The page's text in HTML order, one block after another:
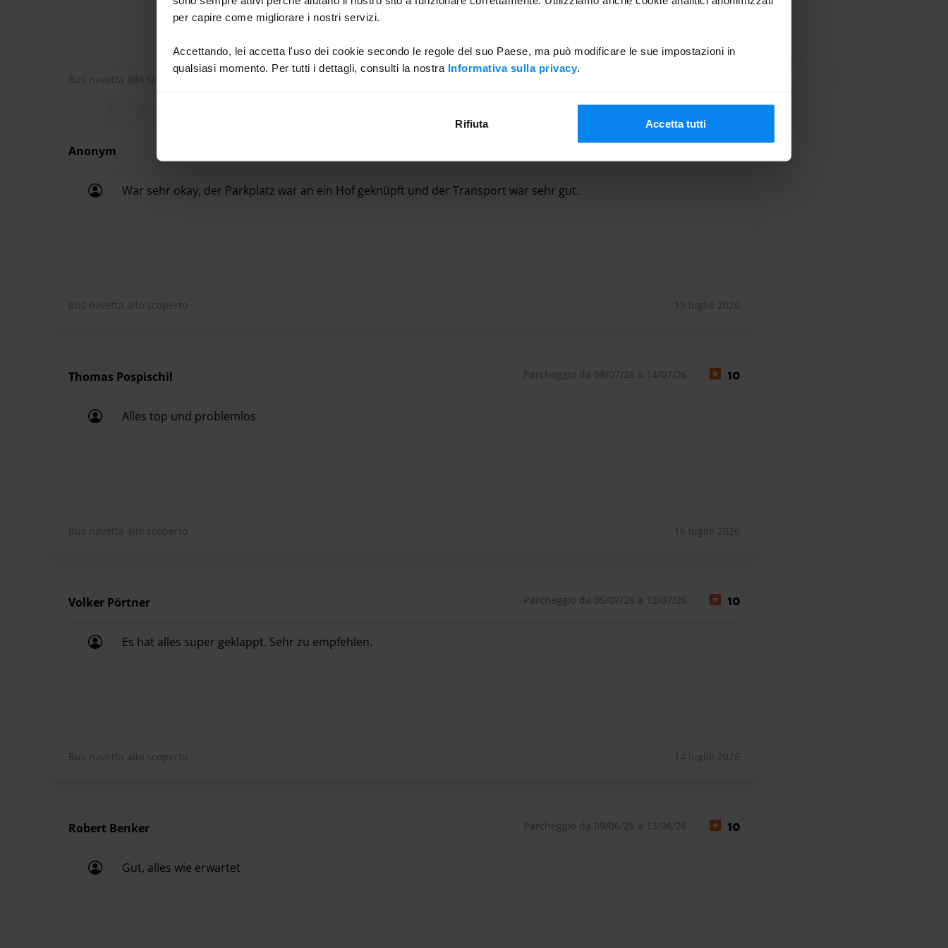
per capire come migliorare i nostri servizi.
Accettando, lei accetta l'uso dei cookie secondo le regole del suo Paese, ma può modificare le sue impostazioni in
qualsiasi momento. Per tutti i dettagli, consulti la nostra Informativa sulla privacy.
Rifiuta Accetta tutti
Bus navetta allo scoperto
Anonym
War sehr okay, der Parkplatz war an ein Hof geknüpft und der Transport war sehr gut.
Bus navetta allo scoperto 19 luglio 2026
Thomas Pospischil Parcheggio da 08/07/26 a 14/07/26 10
Alles top und problemlos
Bus navetta allo scoperto 16 luglio 2026
Volker Pörtner Parcheggio da 05/07/26 a 12/07/26 10
Es hat alles super geklappt. Sehr zu empfehlen.
Bus navetta allo scoperto 14 luglio 2026
Robert Benker Parcheggio da 09/06/26 a 13/06/26 10
Gut, alles wie erwartet